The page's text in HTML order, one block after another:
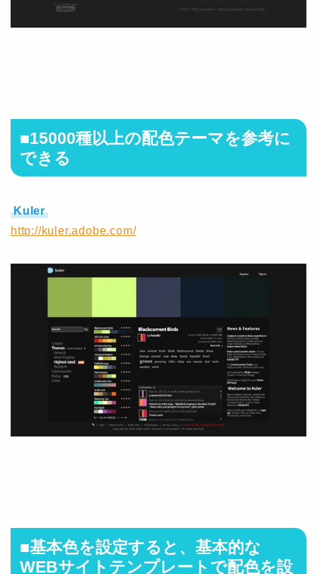
■15000種以上の配色テーマを参考に
できる
Kuler
http://kuler.adobe.com/
■基本色を設定すると、基本的な
WEBサイトテンプレートで配色を設